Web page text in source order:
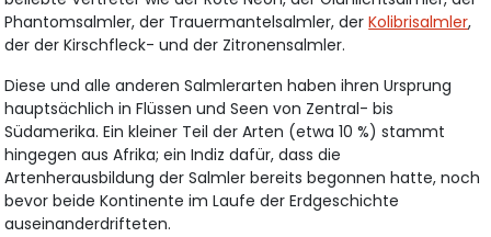
Phantomsalmler, der Trauermantelsalmler, derKolibrisalmler,
der der Kirschfleck- und der Zitronensalmler.
Diese und alle anderen Salmlerarten haben ihren Ursprung
hauptsächlich in Flüssen und Seen von Zentral- bis
Südamerika. Ein kleiner Teil der Arten (etwa 10 %) stammt
hingegen aus Afrika; ein Indiz dafür, dass die
Artenherausbildung der Salmler bereits begonnen hatte, noch
bevor beide Kontinente im Laufe der Erdgeschichte
auseinanderdrifteten.